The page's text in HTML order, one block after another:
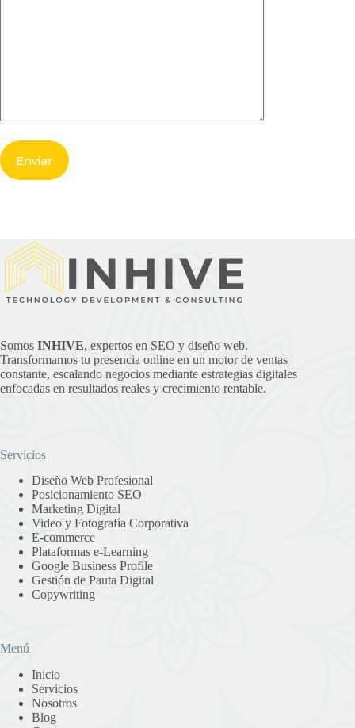
Somos INHIVE, expertos en SEO y diseño web.
Transformamos tu presencia online en un motor de ventas
constante, escalando negocios mediante estrategias digitales
enfocadas en resultados reales y crecimiento rentable.
Servicios
Diseño Web Profesional
Posicionamiento SEO
Marketing Digital
Video y Fotografía Corporativa
E-commerce
Plataformas e-Learning
Google Business Profile
Gestión de Pauta Digital
Copywriting
Menú
Inicio
Servicios
Nosotros
Blog